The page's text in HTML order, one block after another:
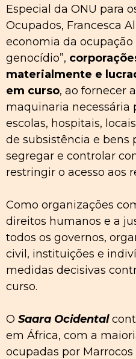
Especial da ONU para
Ocupados, Francesca
economia da
genocídio”,
materialmente e
em curso, ao fornecer
maquinaria necessária
escolas, hospitais,
de subsistência e bens
segregar e controlar
restringir o acesso aos
Como organizações
direitos humanos e a
todos os governos,
civil, instituições e
medidas decisivas
curso.
O Saara Ocidental
em África, com a
ocupadas por Marrocos